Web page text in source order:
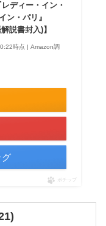
ディー・イン・
ン・パリ』
説書封入)】
時点 | Amazon調
ポチップ